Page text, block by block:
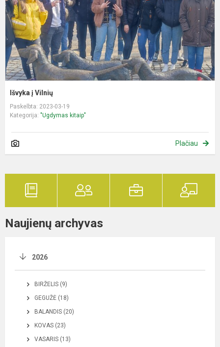
Išvyka į Vilnių
Paskelbta: 2023-03-19
Kategorija: "Ugdymas kitaip"
Plačiau
Naujienų archyvas
2026
BIRŽELIS (9)
GEGUŽĖ (18)
BALANDIS (20)
KOVAS (23)
VASARIS (13)